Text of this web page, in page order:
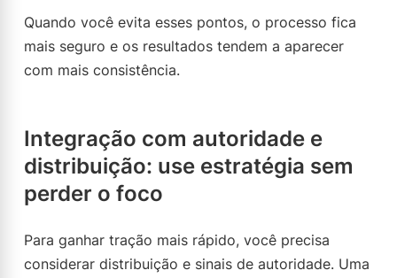
Quando você evita esses pontos, o processo fica
mais seguro e os resultados tendem a aparecer
com mais consistência.
Integração com autoridade e
distribuição: use estratégia sem
perder o foco
Para ganhar tração mais rápido, você precisa
considerar distribuição e sinais de autoridade. Uma